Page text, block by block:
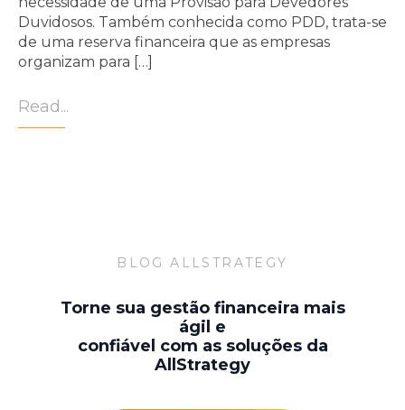
Duvidosos. Também conhecida como PDD, trata-se
de uma reserva financeira que as empresas
organizam para […]
Read...
BLOG ALLSTRATEGY
Torne sua gestão financeira mais
ágil e
confiável com as soluções da
AllStrategy